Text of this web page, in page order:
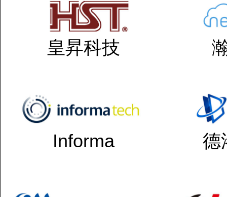
皇昇科技
Informa 德